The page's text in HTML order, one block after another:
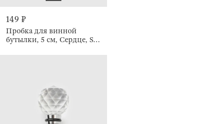
149 ₽
Пробка для винной
бутылки, 5 см, Сердце, Soft